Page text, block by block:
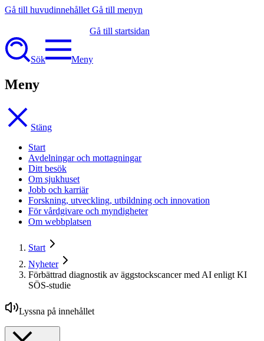
Gå till huvudinnehållet Gå till menyn
Gå till startsidan
Sök Meny
Meny
Stäng
Start
Avdelningar och mottagningar
Ditt besök
Om sjukhuset
Jobb och karriär
Forskning, utveckling, utbildning och innovation
För vårdgivare och myndigheter
Om webbplatsen
Start
Nyheter
Förbättrad diagnostik av äggstockscancer med AI enligt KI
SÖS-studie
Lyssna på innehållet